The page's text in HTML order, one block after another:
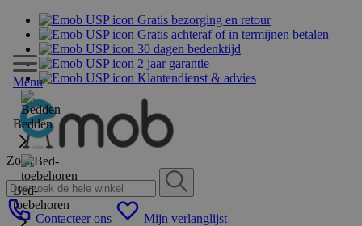
Gratis bezorging en retour
Gratis achteraf of in termijnen betalen
30 dagen bedenktijd
2 jaar garantie
Klantendienst & advies
Zoek
Contacteer ons Mijn verlanglijst
Menu
Bedden
Bed-
toebehoren